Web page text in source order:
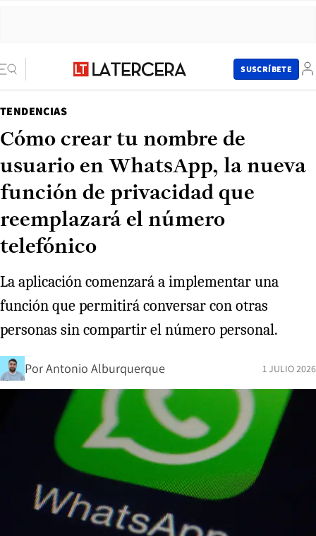
SUSCRÍBETE
TENDENCIAS
Cómo crear tu nombre de
usuario en WhatsApp, la nueva
función de privacidad que
reemplazará el número
telefónico
La aplicación comenzará a implementar una
función que permitirá conversar con otras
personas sin compartir el número personal.
PorAntonio Alburquerque 1 JULIO 2026